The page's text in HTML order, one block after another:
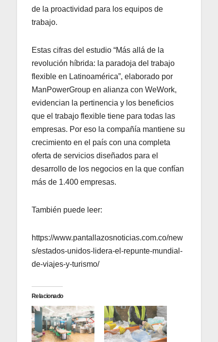
de la proactividad para los equipos de
trabajo.
Estas cifras del estudio “Más allá de la
revolución híbrida: la paradoja del trabajo
flexible en Latinoamérica”, elaborado por
ManPowerGroup en alianza con WeWork,
evidencian la pertinencia y los beneficios
que el trabajo flexible tiene para todas las
empresas. Por eso la compañía mantiene su
crecimiento en el país con una completa
oferta de servicios diseñados para el
desarrollo de los negocios en la que confían
más de 1.400 empresas.
También puede leer:
https://www.pantallazosnoticias.com.co/new
s/estados-unidos-lidera-el-repunte-mundial-
de-viajes-y-turismo/
Relacionado